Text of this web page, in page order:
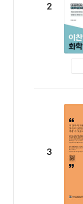
2
3